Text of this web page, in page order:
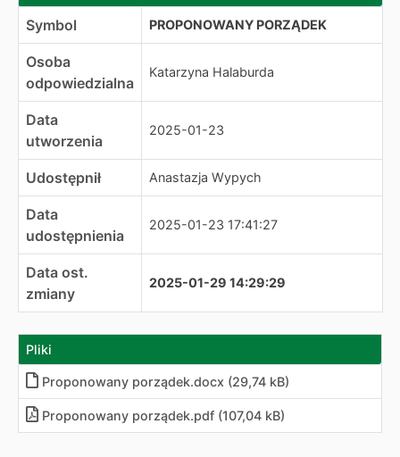
Symbol PROPONOWANY PORZĄDEK
Osoba
odpowiedzialna
Katarzyna Halaburda
Data
utworzenia
2025-01-23
Udostępnił Anastazja Wypych
Data
udostępnienia
2025-01-23 17:41:27
Data ost.
zmiany
2025-01-29 14:29:29
Pliki
Proponowany porządek.docx (29,74 kB)
Proponowany porządek.pdf (107,04 kB)